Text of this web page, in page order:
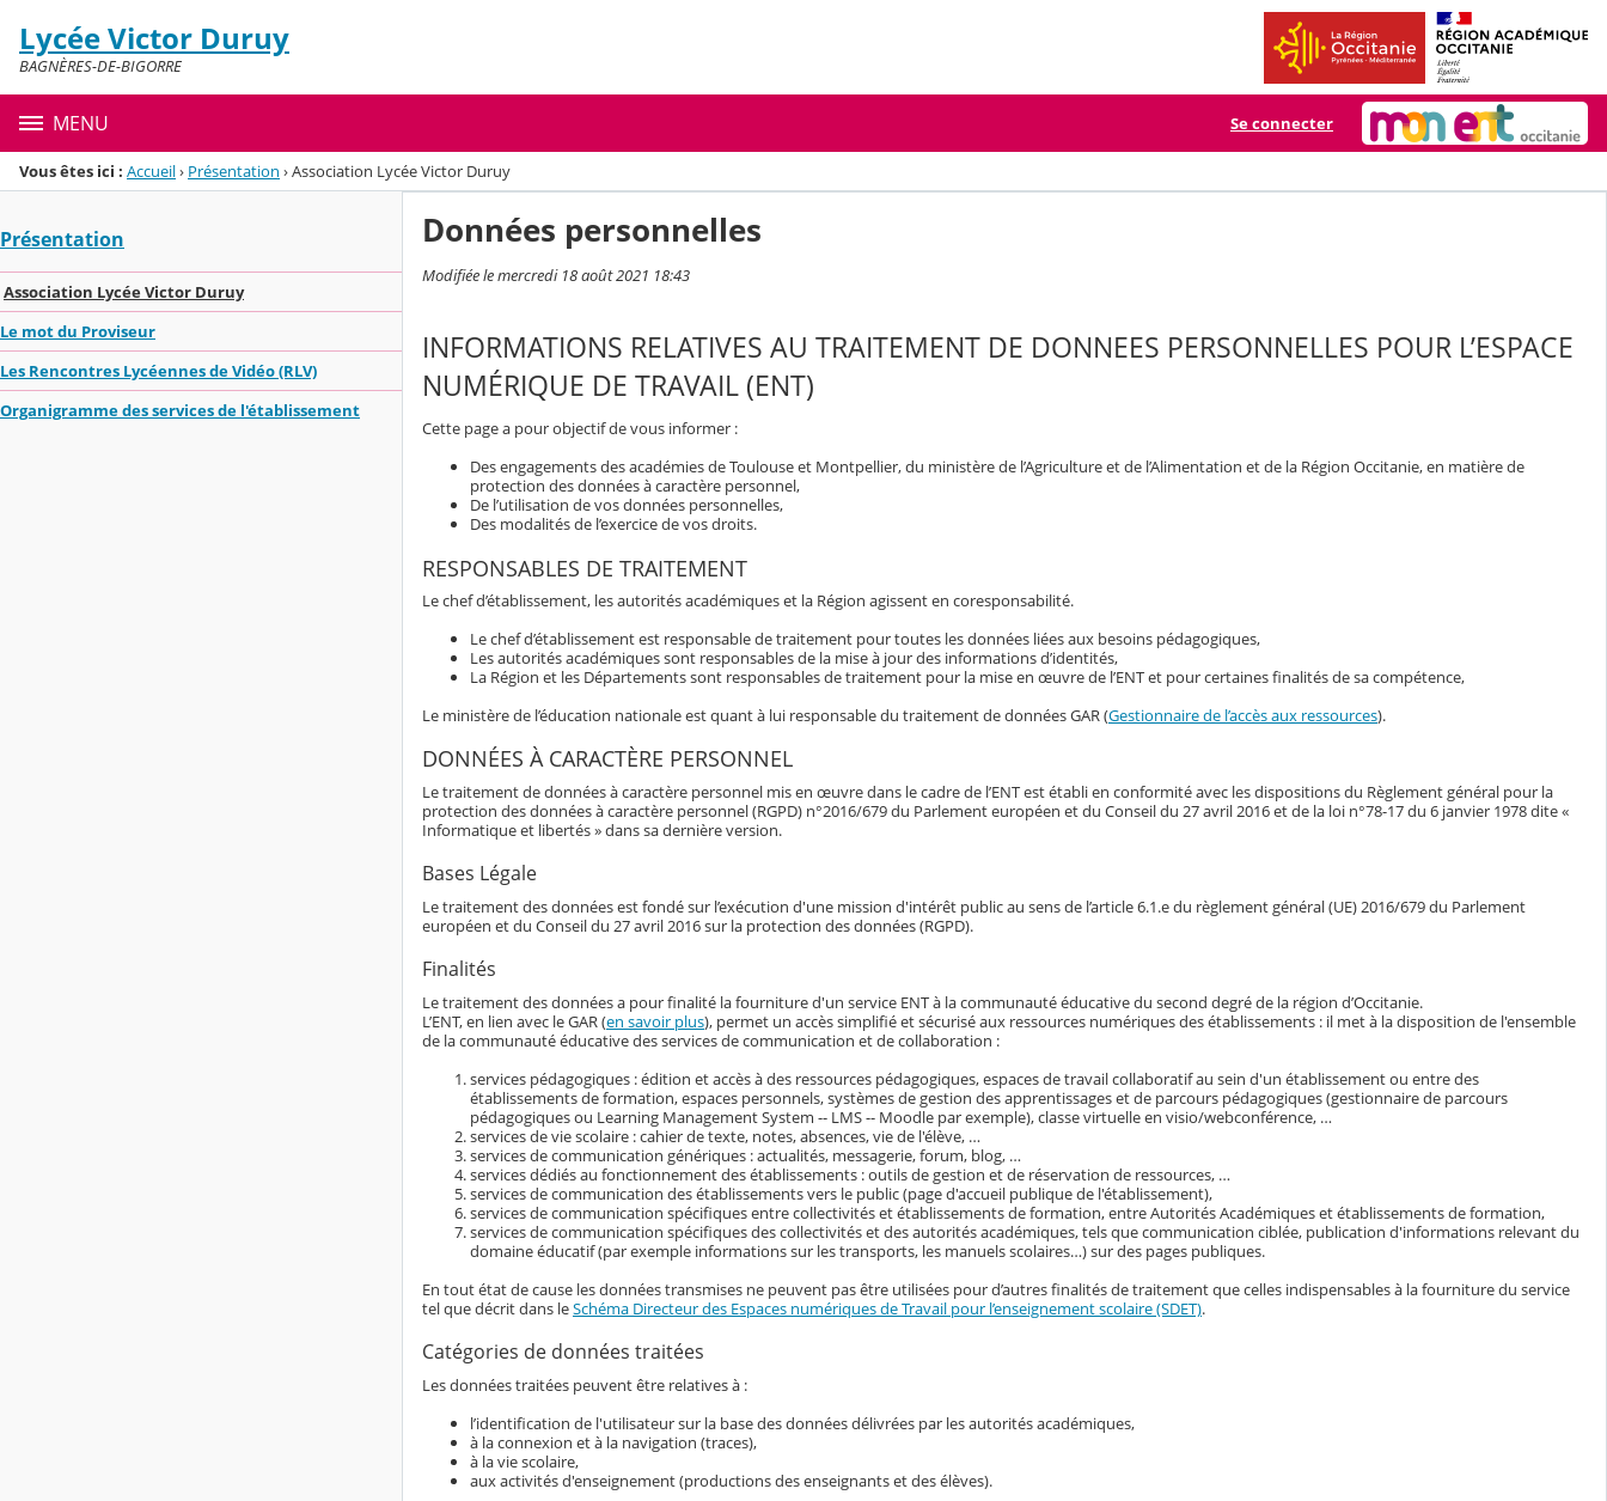
Menu de la rubrique
Contenu
Lycée Victor Duruy
BAGNÈRES-DE-BIGORRE
MENU Se connecter
Vous êtes ici : Accueil› Présentation ›Association Lycée Victor Duruy
Présentation
Association Lycée Victor Duruy
Le mot du Proviseur
Les Rencontres Lycéennes de Vidéo (RLV)
Organigramme des services de l'établissement
Données personnelles
Modifiée le mercredi 18 août 2021 18:43
INFORMATIONS RELATIVES AU TRAITEMENT DE DONNEES PERSONNELLES POUR L’ESPACE
NUMÉRIQUE DE TRAVAIL (ENT)
Cette page a pour objectif de vous informer :
Des engagements des académies de Toulouse et Montpellier, du ministère de l’Agriculture et de l’Alimentation et de la Région Occitanie, en matière de
protection des données à caractère personnel,
De l’utilisation de vos données personnelles,
Des modalités de l’exercice de vos droits.
RESPONSABLES DE TRAITEMENT
Le chef d’établissement, les autorités académiques et la Région agissent en coresponsabilité.
Le chef d’établissement est responsable de traitement pour toutes les données liées aux besoins pédagogiques,
Les autorités académiques sont responsables de la mise à jour des informations d’identités,
La Région et les Départements sont responsables de traitement pour la mise en œuvre de l’ENT et pour certaines finalités de sa compétence,
Le ministère de l’éducation nationale est quant à lui responsable du traitement de données GAR (Gestionnaire de l’accès aux ressources).
DONNÉES À CARACTÈRE PERSONNEL
Le traitement de données à caractère personnel mis en œuvre dans le cadre de l’ENT est établi en conformité avec les dispositions du Règlement général pour la
protection des données à caractère personnel (RGPD) n°2016/679 du Parlement européen et du Conseil du 27 avril 2016 et de la loi n°78-17 du 6 janvier 1978 dite «
Informatique et libertés » dans sa dernière version.
Bases Légale
Le traitement des données est fondé sur l’exécution d'une mission d'intérêt public au sens de l’article 6.1.e du règlement général (UE) 2016/679 du Parlement
européen et du Conseil du 27 avril 2016 sur la protection des données (RGPD).
Finalités
Le traitement des données a pour finalité la fourniture d'un service ENT à la communauté éducative du second degré de la région d’Occitanie.
L’ENT, en lien avec le GAR (en savoir plus), permet un accès simplifié et sécurisé aux ressources numériques des établissements : il met à la disposition de l'ensemble
de la communauté éducative des services de communication et de collaboration :
services pédagogiques : édition et accès à des ressources pédagogiques, espaces de travail collaboratif au sein d'un établissement ou entre des
établissements de formation, espaces personnels, systèmes de gestion des apprentissages et de parcours pédagogiques (gestionnaire de parcours
pédagogiques ou Learning Management System -- LMS -- Moodle par exemple), classe virtuelle en visio/webconférence, …
services de vie scolaire : cahier de texte, notes, absences, vie de l'élève, …
services de communication génériques : actualités, messagerie, forum, blog, …
services dédiés au fonctionnement des établissements : outils de gestion et de réservation de ressources, …
services de communication des établissements vers le public (page d'accueil publique de l'établissement),
services de communication spécifiques entre collectivités et établissements de formation, entre Autorités Académiques et établissements de formation,
services de communication spécifiques des collectivités et des autorités académiques, tels que communication ciblée, publication d'informations relevant du
domaine éducatif (par exemple informations sur les transports, les manuels scolaires…) sur des pages publiques.
En tout état de cause les données transmises ne peuvent pas être utilisées pour d’autres finalités de traitement que celles indispensables à la fourniture du service
tel que décrit dans leSchéma Directeur des Espaces numériques de Travail pour l’enseignement scolaire (SDET).
Catégories de données traitées
Les données traitées peuvent être relatives à :
l’identification de l'utilisateur sur la base des données délivrées par les autorités académiques,
à la connexion et à la navigation (traces),
à la vie scolaire,
aux activités d'enseignement (productions des enseignants et des élèves).